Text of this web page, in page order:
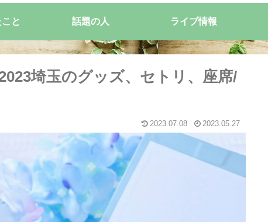
と 話題の人 ライブ情報
埼玉のグッズ、セトリ、座席/
2023.07.08 2023.05.27